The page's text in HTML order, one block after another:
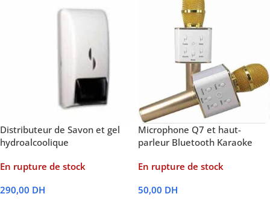
Distributeur de Savon et gel
hydroalcoolique
En rupture de stock
290,00 DH
Microphone Q7 et haut-
parleur Bluetooth Karaoke
En rupture de stock
50,00 DH